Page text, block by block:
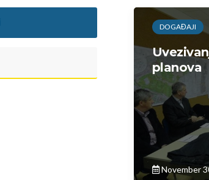
DOGAĐAJI
planova
November